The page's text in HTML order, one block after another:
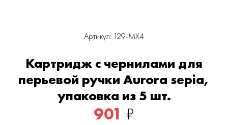
Артикул: 129-MX4
Картридж с чернилами для
перьевой ручки Aurora sepia,
упаковка из 5 шт.
901 ₽